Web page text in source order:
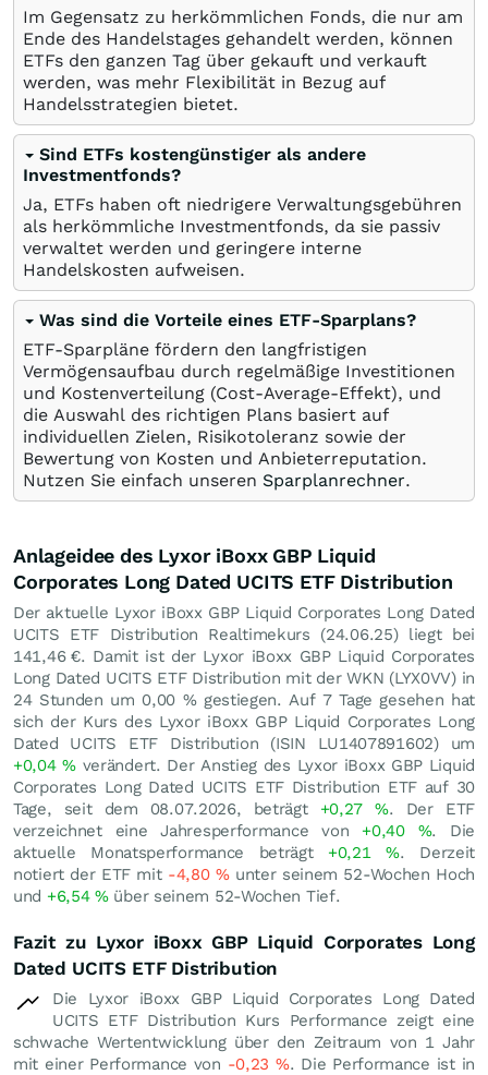
Im Gegensatz zu herkömmlichen Fonds, die nur am
Ende des Handelstages gehandelt werden, können
ETFs den ganzen Tag über gekauft und verkauft
werden, was mehr Flexibilität in Bezug auf
Handelsstrategien bietet.
Sind ETFs kostengünstiger als andere
Investmentfonds?
Ja, ETFs haben oft niedrigere Verwaltungsgebühren
als herkömmliche Investmentfonds, da sie passiv
verwaltet werden und geringere interne
Handelskosten aufweisen.
Was sind die Vorteile eines ETF-Sparplans?
ETF-Sparpläne fördern den langfristigen
Vermögensaufbau durch regelmäßige Investitionen
und Kostenverteilung (Cost-Average-Effekt), und
die Auswahl des richtigen Plans basiert auf
individuellen Zielen, Risikotoleranz sowie der
Bewertung von Kosten und Anbieterreputation.
Nutzen Sie einfach unseren Sparplanrechner.
Anlageidee des Lyxor iBoxx GBP Liquid
Corporates Long Dated UCITS ETF Distribution
Der aktuelle Lyxor iBoxx GBP Liquid Corporates Long Dated
UCITS ETF Distribution Realtimekurs (24.06.25) liegt bei
141,46 €. Damit ist der Lyxor iBoxx GBP Liquid Corporates
Long Dated UCITS ETF Distribution mit der WKN (LYX0VV) in
24 Stunden um 0,00 %gestiegen. Auf 7 Tage gesehen hat
sich der Kurs des Lyxor iBoxx GBP Liquid Corporates Long
Dated UCITS ETF Distribution (ISIN LU1407891602) um
+0,04%verändert. Der Anstieg des Lyxor iBoxx GBP Liquid
Corporates Long Dated UCITS ETF Distribution ETF auf 30
Tage, seit dem 08.07.2026, beträgt +0,27%. Der ETF
verzeichnet eine Jahresperformance von +0,40 %. Die
aktuelle Monatsperformance beträgt +0,21%. Derzeit
notiert der ETF mit -4,80 %unter seinem 52-Wochen Hoch
und +6,54%über seinem 52-Wochen Tief.
Fazit zu Lyxor iBoxx GBP Liquid Corporates Long
Dated UCITS ETF Distribution
Die Lyxor iBoxx GBP Liquid Corporates Long Dated
UCITS ETF Distribution Kurs Performance zeigt eine
schwache Wertentwicklung über den Zeitraum von 1 Jahr
mit einer Performance von -0,23%. Die Performance ist in